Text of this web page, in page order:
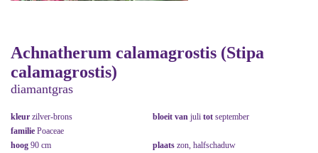
Achnatherum calamagrostis (Stipa
calamagrostis)
diamantgras
kleur zilver-brons bloeit van juli tot september
familie Poaceae
hoog 90 cm plaats zon, halfschaduw